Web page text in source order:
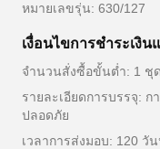
หมายเลขรุ่น: 630/127
เงื่อนไขการชําระเงิน
จำนวนสั่งซื้อขั้นต่ำ: 1 ชุด
รายละเอียดการบรรจุ:
ปลอดภัย
เวลาการส่งมอบ: 120 วั